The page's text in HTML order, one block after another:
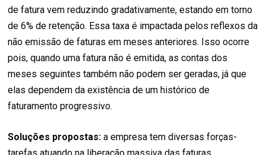
de fatura vem reduzindo gradativamente, estando em torno
de 6% de retenção. Essa taxa é impactada pelos reflexos da
não emissão de faturas em meses anteriores. Isso ocorre
pois, quando uma fatura não é emitida, as contas dos
meses seguintes também não podem ser geradas, já que
elas dependem da existência de um histórico de
faturamento progressivo.
Soluções propostas: a empresa tem diversas forças-
tarefas atuando na liberação massiva das faturas